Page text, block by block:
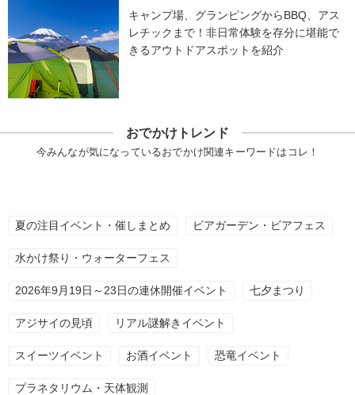
キャンプ場、グランピングからBBQ、アス
レチックまで！非日常体験を存分に堪能で
きるアウトドアスポットを紹介
おでかけトレンド
今みんなが気になっているおでかけ関連キーワードはコレ！
夏の注目イベント・催しまとめ ビアガーデン・ビアフェス
水かけ祭り・ウォーターフェス
2026年9月19日～23日の連休開催イベント 七夕まつり
アジサイの見頃 リアル謎解きイベント
スイーツイベント お酒イベント 恐竜イベント
プラネタリウム・天体観測